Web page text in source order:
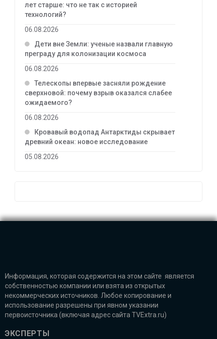
лет старше: что не так с историей
технологий?
06.08.2026
Дети вне Земли: ученые назвали главную
преграду для колонизации космоса
06.08.2026
Телескопы впервые засняли рождение
сверхновой: почему взрыв оказался слабее
ожидаемого?
06.08.2026
Кровавый водопад Антарктиды скрывает
древний океан: новое исследование
05.08.2026
Информация, которая содержится на этом сайте является
собственностью компании или взята из открытых
некоммерческих источников. Любое копирование и
использование разрешены при явном указании
первоисточника (включая адрес сайта TVExtra.ru)
ЭКСПЕРТЫ